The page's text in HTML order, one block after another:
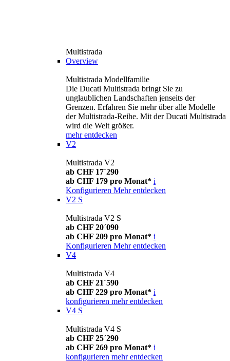
Multistrada
Overview
Multistrada Modellfamilie
Die Ducati Multistrada bringt Sie zu
unglaublichen Landschaften jenseits der
Grenzen. Erfahren Sie mehr über alle Modelle
der Multistrada-Reihe. Mit der Ducati Multistrada
wird die Welt größer.
mehr entdecken
V2
Multistrada V2
ab CHF 17´290
ab CHF 179 pro Monat* i
Konfigurieren Mehr entdecken
V2 S
Multistrada V2 S
ab CHF 20´090
ab CHF 209 pro Monat* i
Konfigurieren Mehr entdecken
V4
Multistrada V4
ab CHF 21´590
ab CHF 229 pro Monat* i
konfigurieren mehr entdecken
V4 S
Multistrada V4 S
ab CHF 25´290
ab CHF 269 pro Monat* i
konfigurieren mehr entdecken